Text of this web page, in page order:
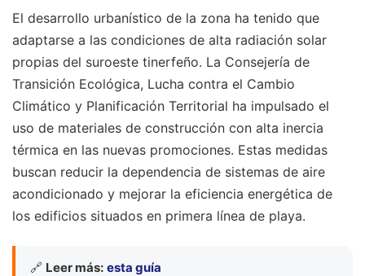
El desarrollo urbanístico de la zona ha tenido que
adaptarse a las condiciones de alta radiación solar
propias del suroeste tinerfeño. La Consejería de
Transición Ecológica, Lucha contra el Cambio
Climático y Planificación Territorial ha impulsado el
uso de materiales de construcción con alta inercia
térmica en las nuevas promociones. Estas medidas
buscan reducir la dependencia de sistemas de aire
acondicionado y mejorar la eficiencia energética de
los edificios situados en primera línea de playa.
🔗 Leer más: esta guía